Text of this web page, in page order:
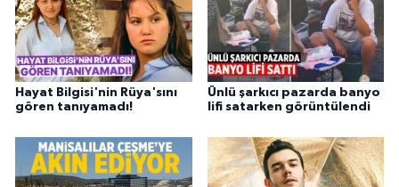
Hayat Bilgisi'nin Rüya'sını
gören tanıyamadı!
Ünlü şarkıcı pazarda banyo
lifi satarken görüntülendi